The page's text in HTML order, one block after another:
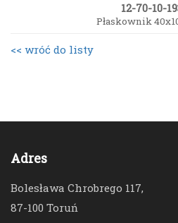
12-70-10-
Płaskownik
<< wróć do listy
Adres
Bolesława Chrobrego 117,
87-100 Toruń